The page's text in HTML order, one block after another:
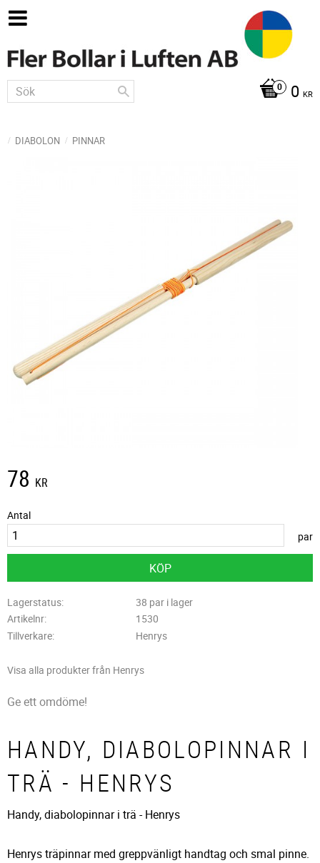
0 KR
DIABOLON PINNAR
78 KR
Antal
par
KÖP
Lagerstatus
38 par i lager
Artikelnr
1530
Tillverkare
Henrys
Visa alla produkter från Henrys
Ge ett omdöme!
HANDY, DIABOLOPINNAR I
TRÄ - HENRYS
Handy, diabolopinnar i trä - Henrys
Henrys träpinnar med greppvänligt handtag och smal pinne.